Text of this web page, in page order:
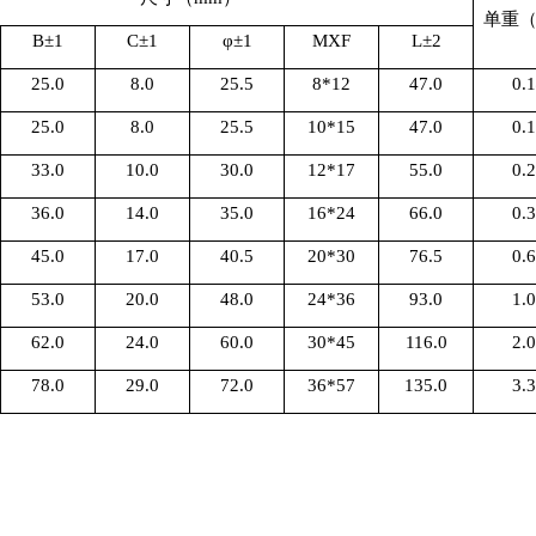
单重（
B±1 C±1 φ±1 MXF L±2
25.0 8.0 25.5 8*12 47.0
25.0 8.0 25.5 10*15 47.0
33.0 10.0 30.0 12*17 55.0
36.0 14.0 35.0 16*24 66.0
45.0 17.0 40.5 20*30 76.5
53.0 20.0 48.0 24*36 93.0
62.0 24.0 60.0 30*45 116.0
78.0 29.0 72.0 36*57 135.0